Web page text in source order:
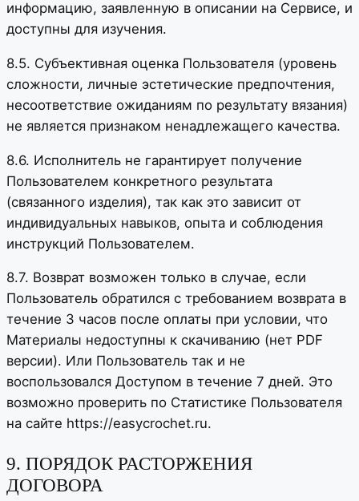
информацию, заявленную в описании на Сервисе, и
доступны для изучения.
8.5. Субъективная оценка Пользователя (уровень
сложности, личные эстетические предпочтения,
несоответствие ожиданиям по результату вязания)
не является признаком ненадлежащего качества.
8.6. Исполнитель не гарантирует получение
Пользователем конкретного результата
(связанного изделия), так как это зависит от
индивидуальных навыков, опыта и соблюдения
инструкций Пользователем.
8.7. Возврат возможен только в случае, если
Пользователь обратился с требованием возврата в
течение 3 часов после оплаты при условии, что
Материалы недоступны к скачиванию (нет PDF
версии). Или Пользователь так и не
воспользовался Доступом в течение 7 дней. Это
возможно проверить по Статистике Пользователя
на сайте https://easycrochet.ru.
9. ПОРЯДОК РАСТОРЖЕНИЯ
ДОГОВОРА